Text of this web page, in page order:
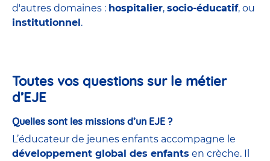
d'autres domaines : hospitalier, socio-éducatif, ou
institutionnel.
Toutes vos questions sur le métier
d’EJE
Quelles sont les missions d’un EJE ?
L’éducateur de jeunes enfants accompagne le
développement global des enfants en crèche. Il